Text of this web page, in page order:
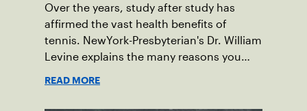
Over the years, study after study has
affirmed the vast health benefits of
tennis. NewYork-Presbyterian's Dr. William
Levine explains the many reasons you
READ MORE